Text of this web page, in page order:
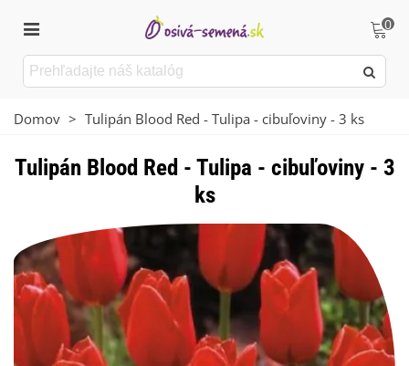
0
Domov > Tulipán Blood Red - Tulipa - cibuľoviny - 3 ks
Tulipán Blood Red - Tulipa - cibuľoviny - 3
ks